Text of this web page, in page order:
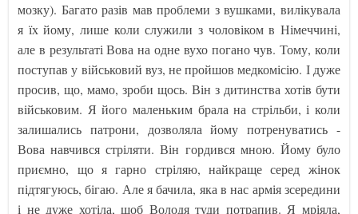
мозку). Багато разів мав проблеми з вушками, вилікувала
я їх йому, лише коли служили з чоловіком в Німеччині,
але в результаті Вова на одне вухо погано чув. Тому, коли
поступав у військовий вуз, не пройшов медкомісію. І дуже
просив, що, мамо, зроби щось. Він з дитинства хотів бути
військовим. Я його маленьким брала на стрільби, і коли
залишались патрони, дозволяла йому потренуватись -
Вова навчився стріляти. Він гордився мною. Йому було
приємно, що я гарно стріляю, найкраще серед жінок
підтягуюсь, бігаю. Але я бачила, яка в нас армія зсередини
і не дуже хотіла, щоб Володя туди потрапив. Я мріяла,